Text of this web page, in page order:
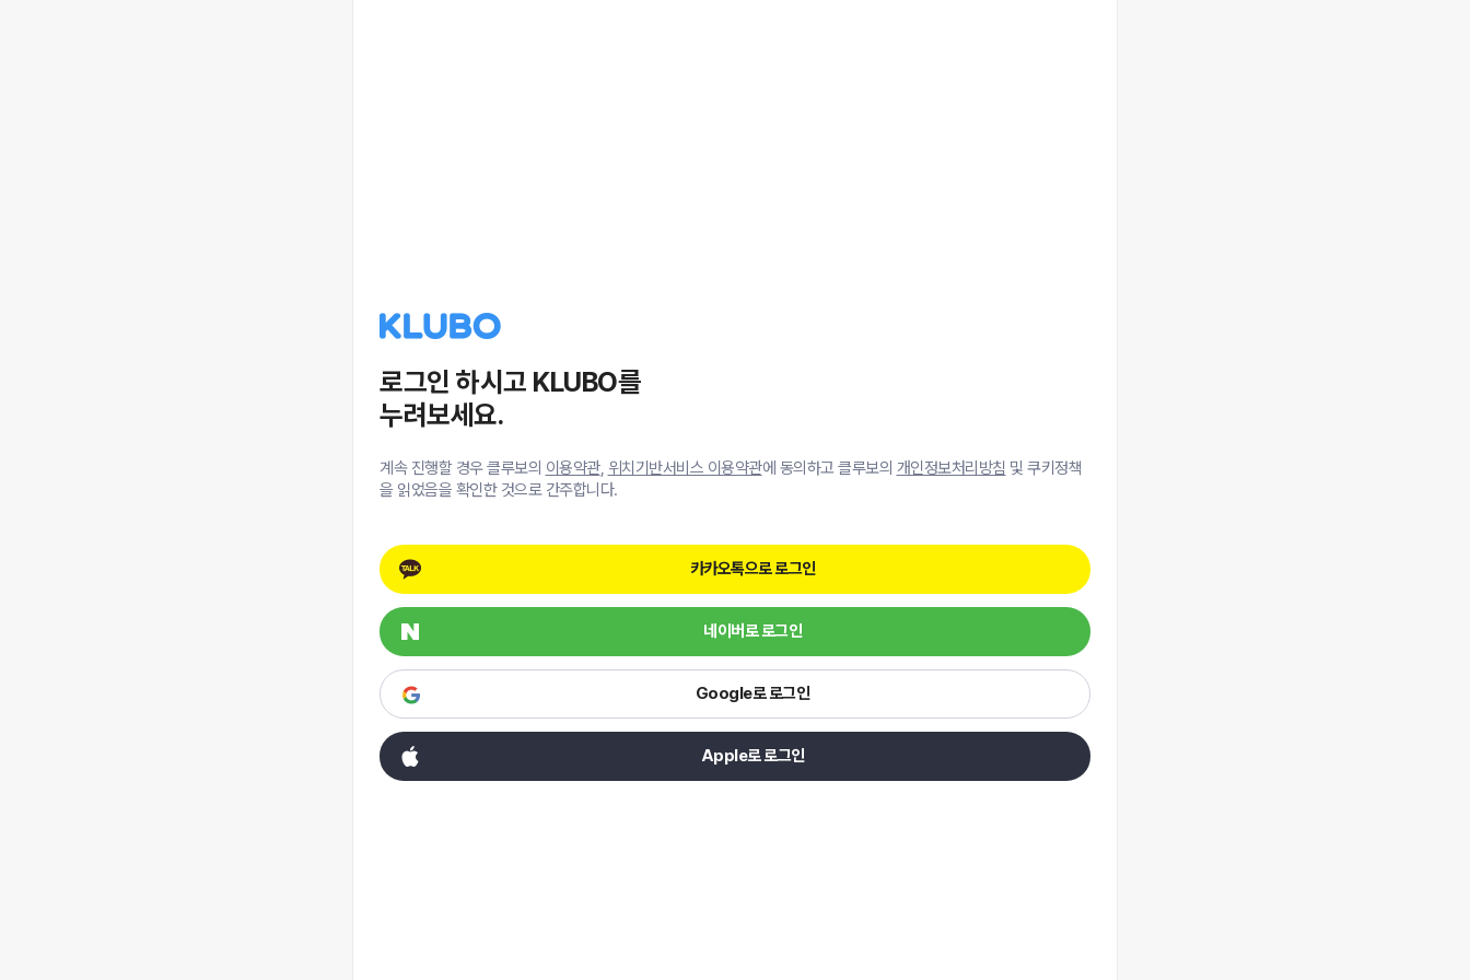
로그인 하시고 KLUBO를
누려보세요.
계속 진행할 경우 클루보의 이용약관, 위치기반서비스 이용약관에 동의하고 클루보의 개인정보처리방침 및 쿠키정책
을 읽었음을 확인한 것으로 간주합니다.
카카오톡으로 로그인
네이버로 로그인
Google로 로그인
Apple로 로그인